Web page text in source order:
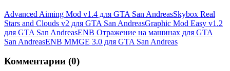
Advanced Aiming Mod v1.4 для GTA San AndreasSkybox Real
Stars and Clouds v2 для GTA San AndreasGraphic Mod Easy v1.2
для GTA San AndreasENB Отражение на машинах для GTA
San AndreasENB MMGE 3.0 для GTA San Andreas
Комментарии (0)